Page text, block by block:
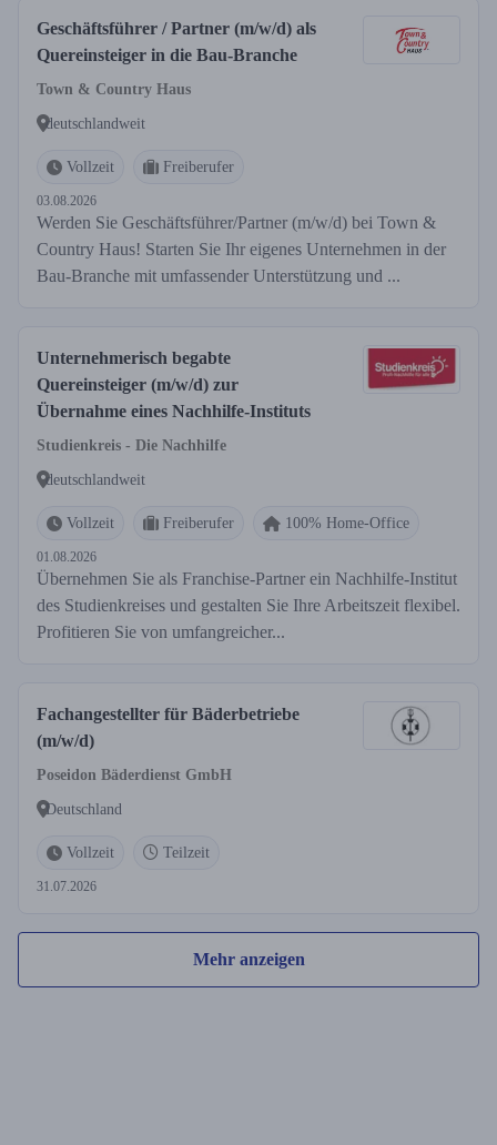
Geschäftsführer / Partner (m/w/d) als
Quereinsteiger in die Bau-Branche
Town & Country Haus
deutschlandweit
Vollzeit Freiberufer
03.08.2026
Werden Sie Geschäftsführer/Partner (m/w/d) bei Town &
Country Haus! Starten Sie Ihr eigenes Unternehmen in der
Bau-Branche mit umfassender Unterstützung und ...
Unternehmerisch begabte
Quereinsteiger (m/w/d) zur
Übernahme eines Nachhilfe-Instituts
Studienkreis - Die Nachhilfe
deutschlandweit
Vollzeit Freiberufer 100% Home-Office
01.08.2026
Übernehmen Sie als Franchise-Partner ein Nachhilfe-Institut
des Studienkreises und gestalten Sie Ihre Arbeitszeit flexibel.
Profitieren Sie von umfangreicher...
Fachangestellter für Bäderbetriebe
(m/w/d)
Poseidon Bäderdienst GmbH
Deutschland
Vollzeit Teilzeit
31.07.2026
Mehr anzeigen